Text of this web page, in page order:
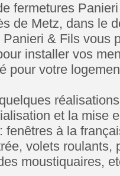
fermetures
de Metz, dans le
Panieri & Fils vous
installer vos
pour votre
et la mise
fenêtres à la
volets
moustiquaires,